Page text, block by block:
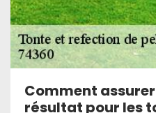
Comment
résultat pour les